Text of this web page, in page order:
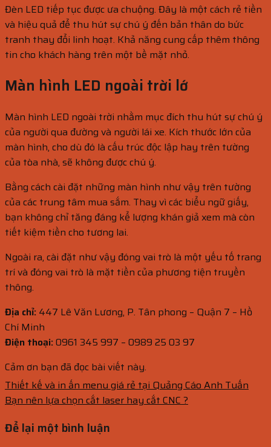
Đèn LED tiếp tục được ưa chuộng. Đây là một cách rẻ tiền
và hiệu quả để thu hút sự chú ý đến bản thân do bức
tranh thay đổi linh hoạt. Khả năng cung cấp thêm thông
tin cho khách hàng trên một bề mặt nhỏ.
Màn hình LED ngoài trời lớ
Màn hình LED ngoài trời nhằm mục đích thu hút sự chú ý
của người qua đường và người lái xe. Kích thước lớn của
màn hình, cho dù đó là cấu trúc độc lập hay trên tường
của tòa nhà, sẽ không được chú ý.
Bằng cách cài đặt những màn hình như vậy trên tường
của các trung tâm mua sắm. Thay vì các biểu ngữ giấy,
bạn không chỉ tăng đáng kể lượng khán giả xem mà còn
tiết kiệm tiền cho tương lai.
Ngoài ra, cài đặt như vậy đóng vai trò là một yếu tố trang
trí và đóng vai trò là mặt tiền của phương tiện truyền
thông.
Địa chỉ: 447 Lê Văn Lương, P. Tân phong – Quận 7 – Hồ
Chí Minh
Điện thoại:0961 345 997 – 0989 25 03 97
Cảm ơn bạn đã đọc bài viết này.
Thiết kế và in ấn menu giá rẻ tại Quảng Cáo Anh Tuấn
Bạn nên lựa chọn cắt laser hay cắt CNC ?
Để lại một bình luận